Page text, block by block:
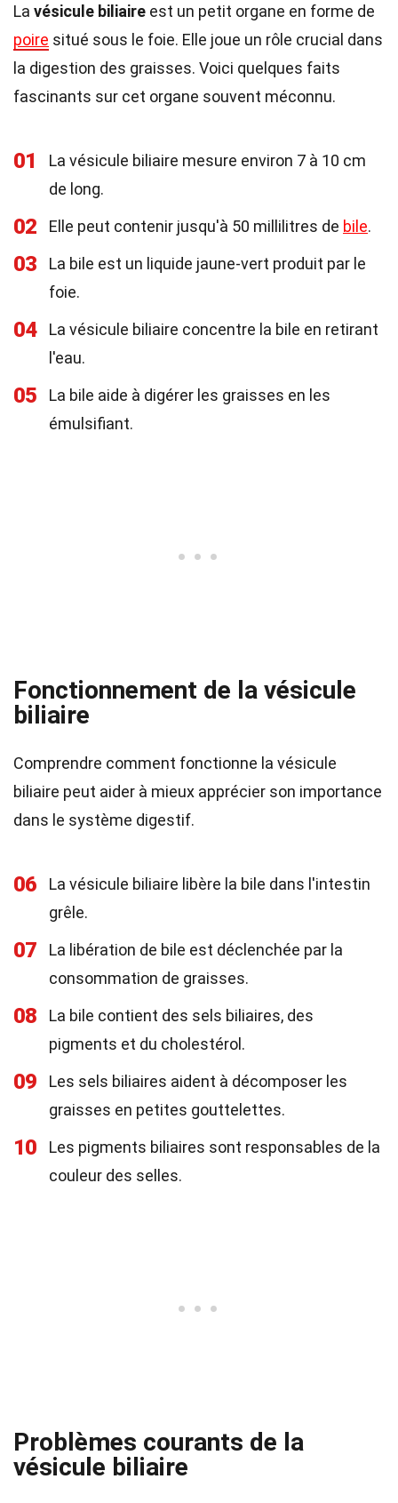
La vésicule biliaire est un petit organe en forme de
poire situé sous le foie. Elle joue un rôle crucial dans
la digestion des graisses. Voici quelques faits
fascinants sur cet organe souvent méconnu.
01
La vésicule biliaire mesure environ 7 à 10 cm
de long.
02 Elle peut contenir jusqu'à 50 millilitres de bile.
03
La bile est un liquide jaune-vert produit par le
foie.
04
La vésicule biliaire concentre la bile en retirant
l'eau.
05
La bile aide à digérer les graisses en les
émulsifiant.
Fonctionnement de la vésicule
biliaire
Comprendre comment fonctionne la vésicule
biliaire peut aider à mieux apprécier son importance
dans le système digestif.
06
La vésicule biliaire libère la bile dans l'intestin
grêle.
07
La libération de bile est déclenchée par la
consommation de graisses.
08
La bile contient des sels biliaires, des
pigments et du cholestérol.
09
Les sels biliaires aident à décomposer les
graisses en petites gouttelettes.
10
Les pigments biliaires sont responsables de la
couleur des selles.
Problèmes courants de la
vésicule biliaire